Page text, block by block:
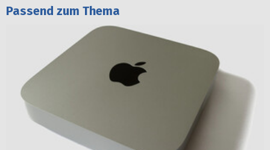
Passend zum Thema